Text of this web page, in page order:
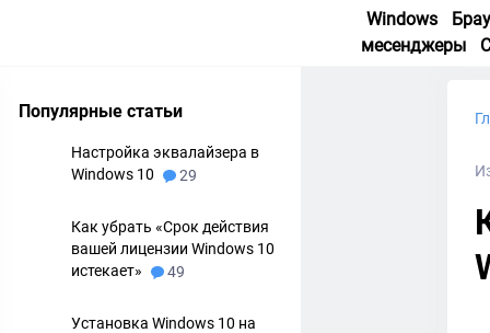
Windows
месенджеры
Популярные статьи
Настройка эквалайзера в
Windows 10
29
Как убрать «Срок действия
вашей лицензии Windows 10
истекает»
49
Установка Windows 10 на